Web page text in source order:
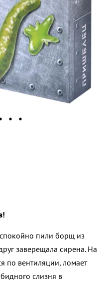
пили борщ из
заверещала сирена. На
по вентиляции, ломает
слизня в